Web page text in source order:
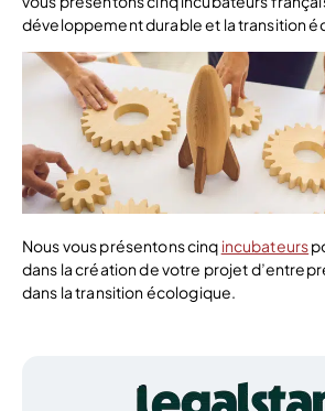
développement durable et la transition
Nous vous présentons cinq incubateurs
dans la création de votre projet
dans la transition écologique.